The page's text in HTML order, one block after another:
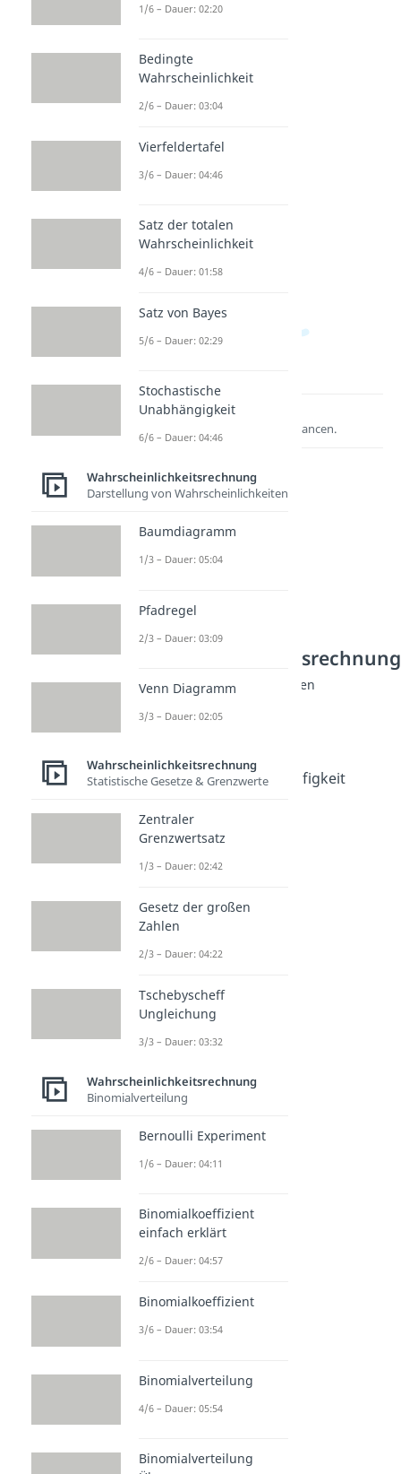
Häufigke
Dauer: 02:07
Dauer: 03:43
Lernen lohnt sich!
Entdecke hier deine Chancen.
Weitere Inhalte:
Wahrscheinlichkeitsrechnung
Wahrscheinlichkeit Grundlagen
Dauer: 04:30
Dauer: 03:00
Absolute und Relative Häufigkeit
Relative Häufigkeit
Dauer: 03:43
Dauer: 01:55
Dauer: 03:40
1/6 – Dauer: 02:20
Bedingte
Wahrscheinlichkeit
2/6 – Dauer: 03:04
Vierfeldertafel
3/6 – Dauer: 04:46
Satz der totalen
Wahrscheinlichkeit
4/6 – Dauer: 01:58
Satz von Bayes
5/6 – Dauer: 02:29
Stochastische
Unabhängigkeit
6/6 – Dauer: 04:46
Wahrscheinlichkeitsrechnung
Darstellung von Wahrscheinlichkeiten
Baumdiagramm
1/3 – Dauer: 05:04
Pfadregel
2/3 – Dauer: 03:09
Venn Diagramm
3/3 – Dauer: 02:05
Wahrscheinlichkeitsrechnung
Statistische Gesetze & Grenzwerte
Zentraler
Grenzwertsatz
1/3 – Dauer: 02:42
Gesetz der großen
Zahlen
2/3 – Dauer: 04:22
Tschebyscheff
Ungleichung
3/3 – Dauer: 03:32
Wahrscheinlichkeitsrechnung
Binomialverteilung
Bernoulli Experiment
1/6 – Dauer: 04:11
Binomialkoeffizient
einfach erklärt
2/6 – Dauer: 04:57
Binomialkoeffizient
3/6 – Dauer: 03:54
Binomialverteilung
4/6 – Dauer: 05:54
Binomialverteilung